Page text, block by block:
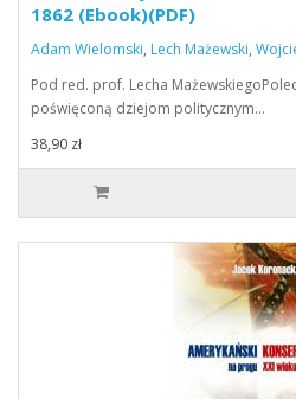
1862 (Ebook)(PDF)
Adam Wielomski, Lech Mażewski,
Pod red. prof. Lecha
poświęconą dziejom politycznym…
38,90 zł